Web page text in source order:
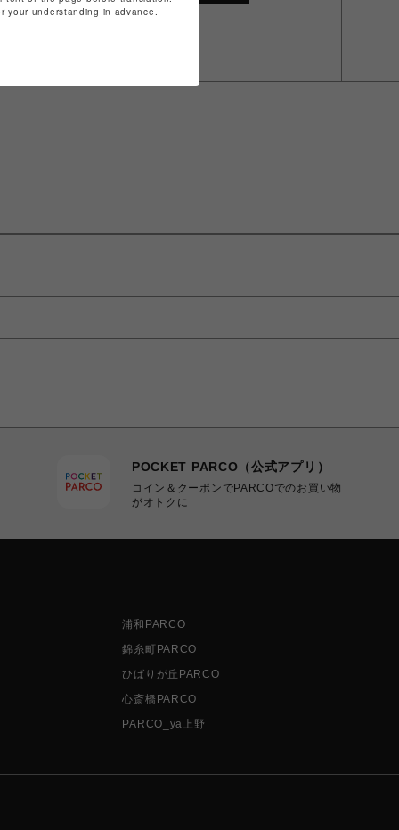
POCKET PARCO（公式アプリ）
コイン＆クーポンでPARCOでのお買い物
がオトクに
浦和PARCO
錦糸町PARCO
ひばりが丘PARCO
心斎橋PARCO
PARCO_ya上野
your understanding in advance.